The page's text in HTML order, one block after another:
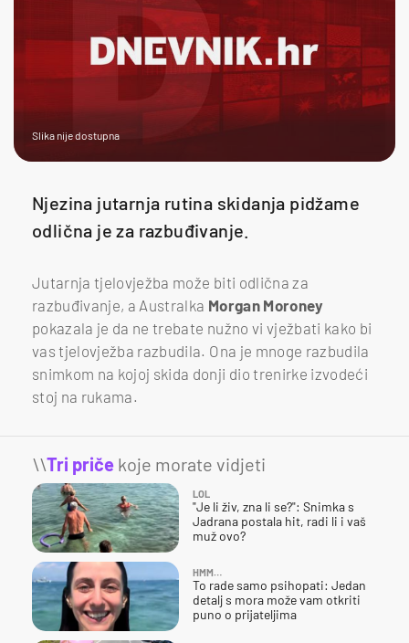
Slika nije dostupna
Njezina jutarnja rutina skidanja pidžame
odlična je za razbuđivanje.
Jutarnja tjelovježba može biti odlična za
razbuđivanje, a Australka Morgan Moroney
pokazala je da ne trebate nužno vi vježbati kako bi
vas tjelovježba razbudila. Ona je mnoge razbudila
snimkom na kojoj skida donji dio trenirke izvodeći
stoj na rukama.
\\Tri priče koje morate vidjeti
LOL
"Je li živ, zna li se?": Snimka s
Jadrana postala hit, radi li i vaš
muž ovo?
HMM…
To rade samo psihopati: Jedan
detalj s mora može vam otkriti
puno o prijateljima